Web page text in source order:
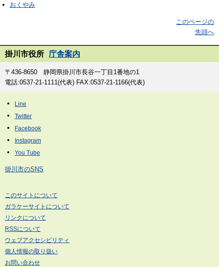
おくやみ
このページの
先頭へ
掛川市役所 庁舎案内
〒436-8650 静岡県掛川市長谷一丁目1番地の1
電話:0537-21-1111(代表) FAX:0537-21-1166(代表)
掛川市のSNS
このサイトについて
ガラケーサイトについて
リンクについて
RSSについて
ウェブアクセシビリティ
個人情報の取り扱い
お問い合わせ